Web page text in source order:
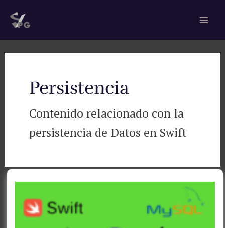
Persistencia
Contenido relacionado con la
persistencia de Datos en Swift